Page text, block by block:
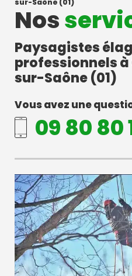
sur-Saône (01)
Nos
Paysagistes
professionnels
sur-Saône (01)
Vous avez une
09 80 80